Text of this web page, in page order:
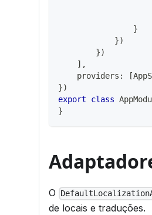
}
})
})
] ,
    providers
: [
})
export
class
}
O
de locais e traduções.